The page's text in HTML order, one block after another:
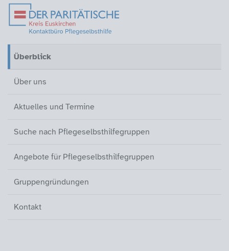
Überblick (aktiv)
Überblick
Über uns
Über uns
Aktuelles und Termine
Aktuelles und Termine
Suche nach
Suche nach Pflegeselbsthilfegruppen
Angebote für
Angebote für Pflegeselbsthilfegruppen
Gruppengründungen
Gruppengründungen
Kontakt
Kontakt